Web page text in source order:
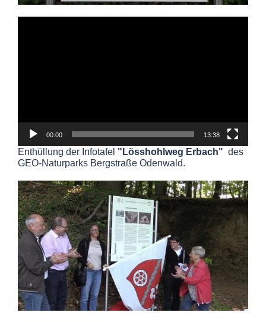
00:00 13:38
Enthüllung der Infotafel "Lösshohlweg Erbach" des
GEO-Naturparks Bergstraße Odenwald.